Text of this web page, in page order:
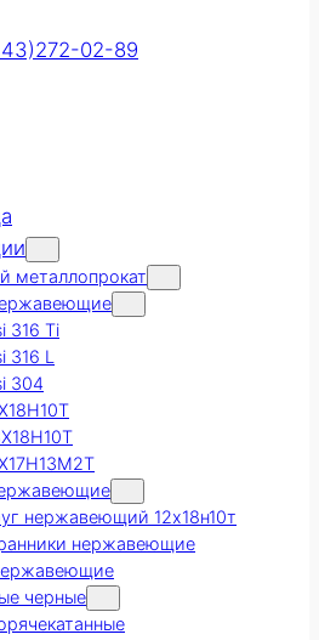
02-89
металлопрокат
316 Ti
316 L
304
нержавеющий 12х18н10т
нержавеющие
черные